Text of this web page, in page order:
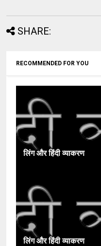
SHARE:
RECOMMENDED FOR YOU
लिंग और हिंदी व्याकरण
लिंग और हिंदी व्याकरण